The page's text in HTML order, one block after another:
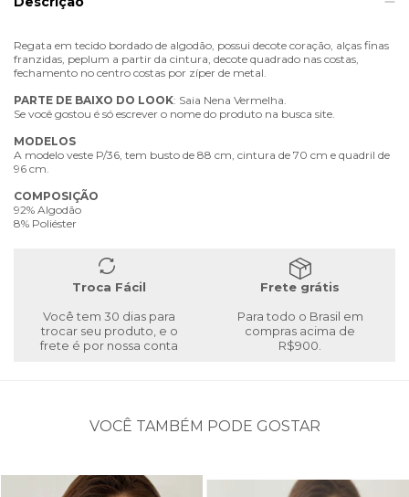
Regata em tecido bordado de algodão, possui decote coração, alças finas
franzidas, peplum a partir da cintura, decote quadrado nas costas,
fechamento no centro costas por zíper de metal.
PARTE DE BAIXO DO LOOK: Saia Nena Vermelha.
Se você gostou é só escrever o nome do produto na busca site.
MODELOS
A modelo veste P/36, tem busto de 88 cm, cintura de 70 cm e quadril de
96 cm.
COMPOSIÇÃO
92% Algodão
8% Poliéster
Troca Fácil
Você tem 30 dias para
trocar seu produto, e o
frete é por nossa conta
Frete grátis
Para todo o Brasil em
compras acima de
R$900.
VOCÊ TAMBÉM PODE GOSTAR